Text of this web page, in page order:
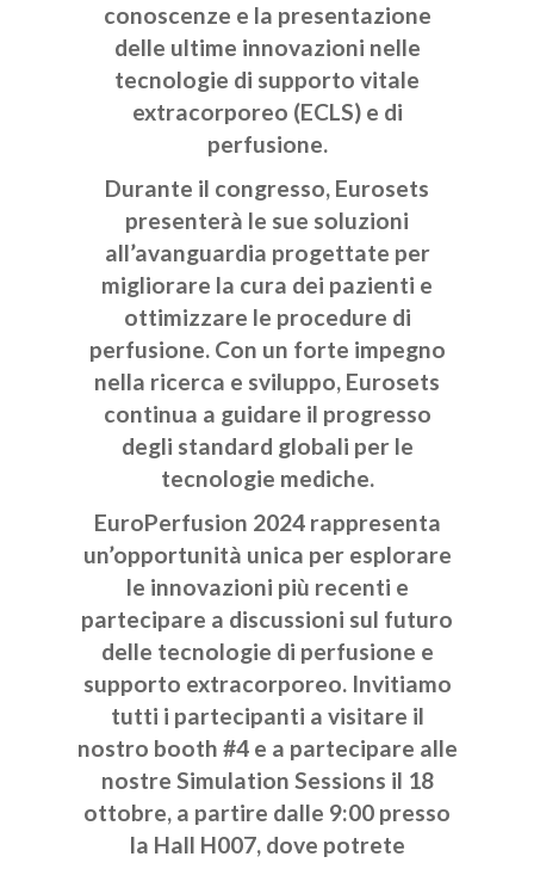
conoscenze e la presentazione
delle ultime innovazioni nelle
tecnologie di supporto vitale
extracorporeo (ECLS) e di
perfusione.
Durante il congresso, Eurosets
presenterà le sue soluzioni
all’avanguardia progettate per
migliorare la cura dei pazienti e
ottimizzare le procedure di
perfusione. Con un forte impegno
nella ricerca e sviluppo, Eurosets
continua a guidare il progresso
degli standard globali per le
tecnologie mediche.
EuroPerfusion 2024 rappresenta
un’opportunità unica per esplorare
le innovazioni più recenti e
partecipare a discussioni sul futuro
delle tecnologie di perfusione e
supporto extracorporeo. Invitiamo
tutti i partecipanti a visitare il
nostro booth #4 e a partecipare alle
nostre Simulation Sessions il 18
ottobre, a partire dalle 9:00 presso
la Hall H007, dove potrete